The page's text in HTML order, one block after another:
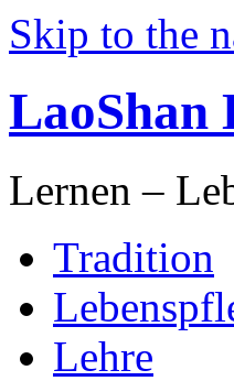
Skip to the
LaoShan
Lernen –
Tradition
Lehre